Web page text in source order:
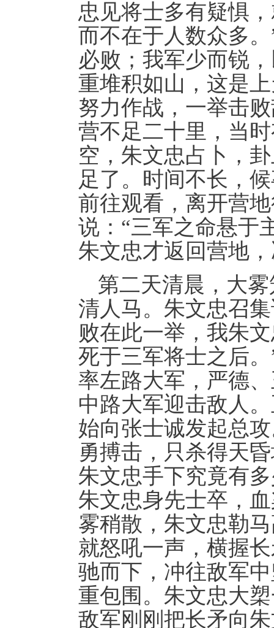
忠见将士多有疑惧
而不在于人数众多
必败；我军少而锐
重堆积如山，这是
努力作战，一举击
营不足二十里，当
空，朱文忠占卜，
足了。时间不长，
前往观看，离开营
说：“三军之命悬于
朱文忠才返回营地
第二天清晨，大
清人马。朱文忠召
败在此一举，我朱
死于三军将士之后
率左路大军，严德
中路大军迎击敌人
始向张士诚发起总
勇搏击，只杀得天
朱文忠手下究竟有
朱文忠身先士卒，
雾稍散，朱文忠勒
就怒吼一声，横握
驰而下，冲往敌军
重包围。朱文忠大
敌军刚刚把长矛向